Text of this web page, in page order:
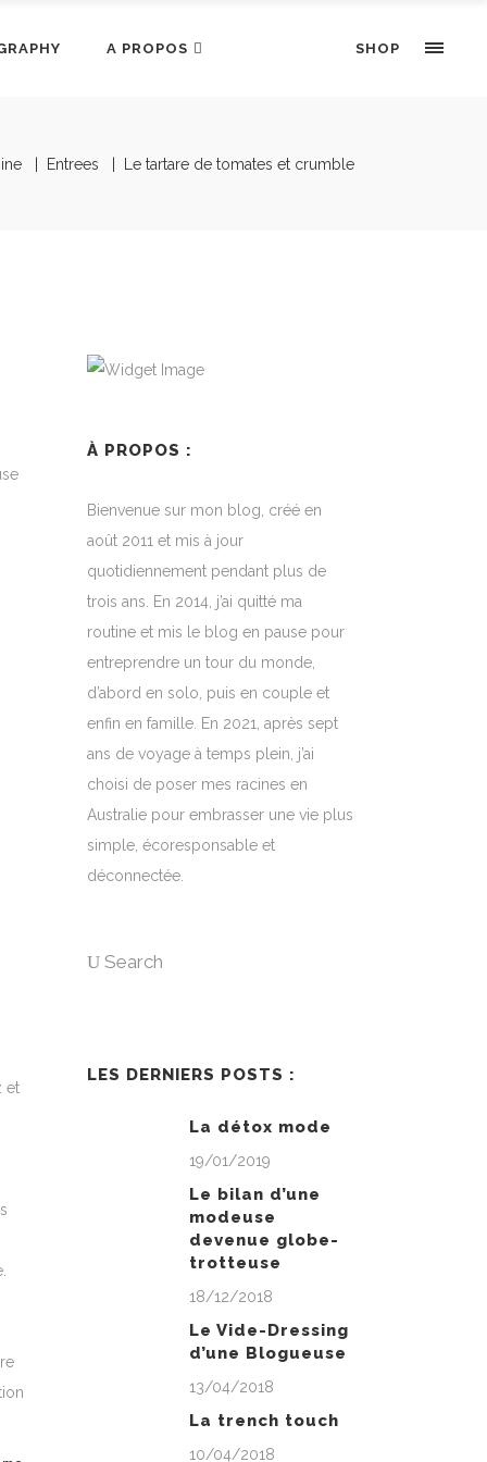
A PROPOS SHOP
Entrees Le tartare de tomates et crumble
et
À PROPOS :
Bienvenue sur mon blog, créé en
août 2011 et mis à jour
quotidiennement pendant plus de
trois ans. En 2014, j’ai quitté ma
routine et mis le blog en pause pour
entreprendre un tour du monde,
d’abord en solo, puis en couple et
enfin en famille. En 2021, après sept
ans de voyage à temps plein, j’ai
choisi de poser mes racines en
Australie pour embrasser une vie plus
simple, écoresponsable et
déconnectée.
Search
LES DERNIERS POSTS :
La détox mode
19/01/2019
Le bilan d’une
modeuse
devenue globe-
trotteuse
18/12/2018
Le Vide-Dressing
d’une Blogueuse
13/04/2018
La trench touch
10/04/2018